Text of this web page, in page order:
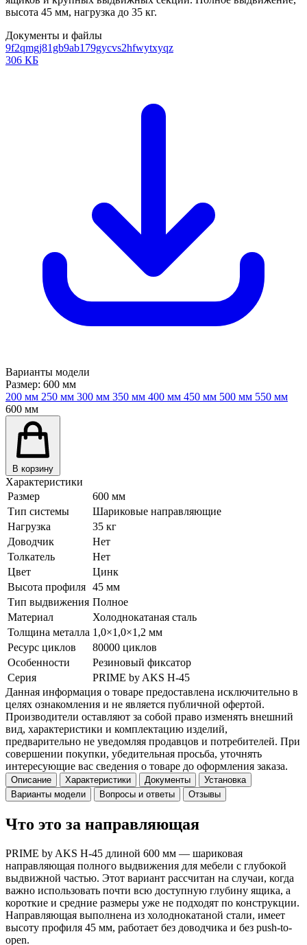
высота 45 мм, нагрузка до 35 кг.
Документы и файлы
9f2qmgj81gb9ab179gycvs2hfwytxyqz
306 КБ
Варианты модели
Размер: 600 мм
200 мм 250 мм 300 мм 350 мм 400 мм 450 мм 500 мм 550 мм
600 мм
В корзину
Характеристики
Размер
600 мм
Тип системы
Шариковые направляющие
Нагрузка
35 кг
Доводчик
Нет
Толкатель
Нет
Цвет
Цинк
Высота профиля 45 мм
Тип выдвижения Полное
Материал
Холоднокатаная сталь
Толщина металла 1,0×1,0×1,2 мм
Ресурс циклов
80000 циклов
Особенности
Резиновый фиксатор
Серия
PRIME by AKS H-45
Данная информация о товаре предоставлена исключительно в
целях ознакомления и не является публичной офертой.
Производители оставляют за собой право изменять внешний
вид, характеристики и комплектацию изделий,
предварительно не уведомляя продавцов и потребителей. При
совершении покупки, убедительная просьба, уточнять
интересующие вас сведения о товаре до оформления заказа.
Описание Характеристики Документы
Установка
Варианты модели
Вопросы и ответы Отзывы
Что это за направляющая
PRIME by AKS H-45 длиной 600 мм — шариковая
направляющая полного выдвижения для мебели с глубокой
выдвижной частью. Этот вариант рассчитан на случаи, когда
важно использовать почти всю доступную глубину ящика, а
короткие и средние размеры уже не подходят по конструкции.
Направляющая выполнена из холоднокатаной стали, имеет
высоту профиля 45 мм, работает без доводчика и без push-to-
open.